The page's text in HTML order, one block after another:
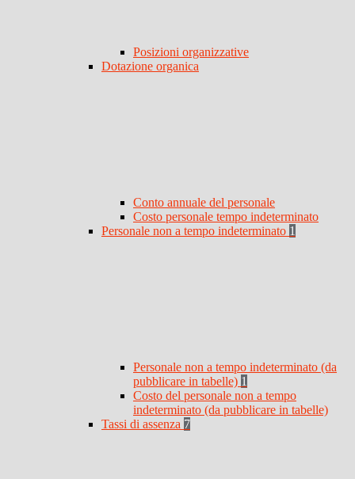
Posizioni organizzative
Dotazione organica
Conto annuale del personale
Costo personale tempo indeterminato
Personale non a tempo indeterminato 1
Personale non a tempo indeterminato (da
pubblicare in tabelle) 1
Costo del personale non a tempo
indeterminato (da pubblicare in tabelle)
Tassi di assenza 7